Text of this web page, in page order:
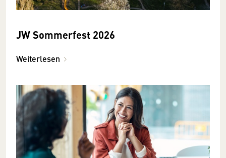
JW Sommerfest 2026
Weiterlesen